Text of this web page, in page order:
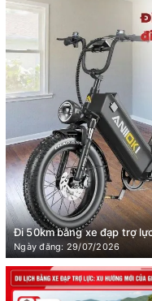
Đi 50km bằng xe đạp trợ
Ngày đăng: 29/07/2026